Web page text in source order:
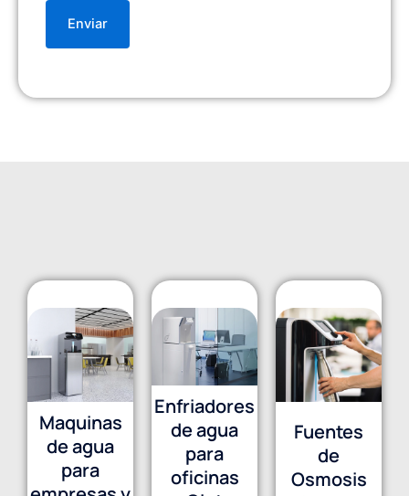
Maquinas
de agua
para
Enfriadores
de agua
para
oficinas
Fuentes
de
Osmosis